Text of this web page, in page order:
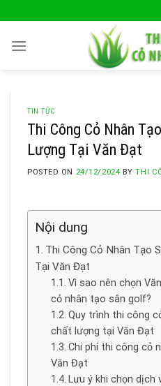
to
content
TIN TỨC
Thi Công Cỏ Nhân
Lượng Tại Văn Đạt
POSTED ON 24/12/2024 BYTHI
Nội dung
Thi Công Cỏ Nhân Tạo
Tại Văn Đạt
Vì sao nên chọn
cỏ nhân tạo sân golf?
Quy trình thi công
chất lượng tại Văn Đạt
Chi phí thi công cỏ
Văn Đạt
Lưu ý khi chọn